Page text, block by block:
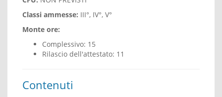
Classi ammesse: III°, IV°, V°
Monte ore:
Complessivo: 15
Rilascio dell'attestato: 11
Contenuti